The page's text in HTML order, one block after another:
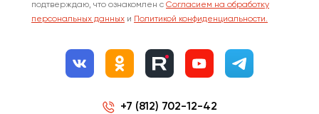
подтверждаю, что ознакомлен с Согласием на обработку
персональных данных и Политикой конфиденциальности.
+7 (812) 702-12-42